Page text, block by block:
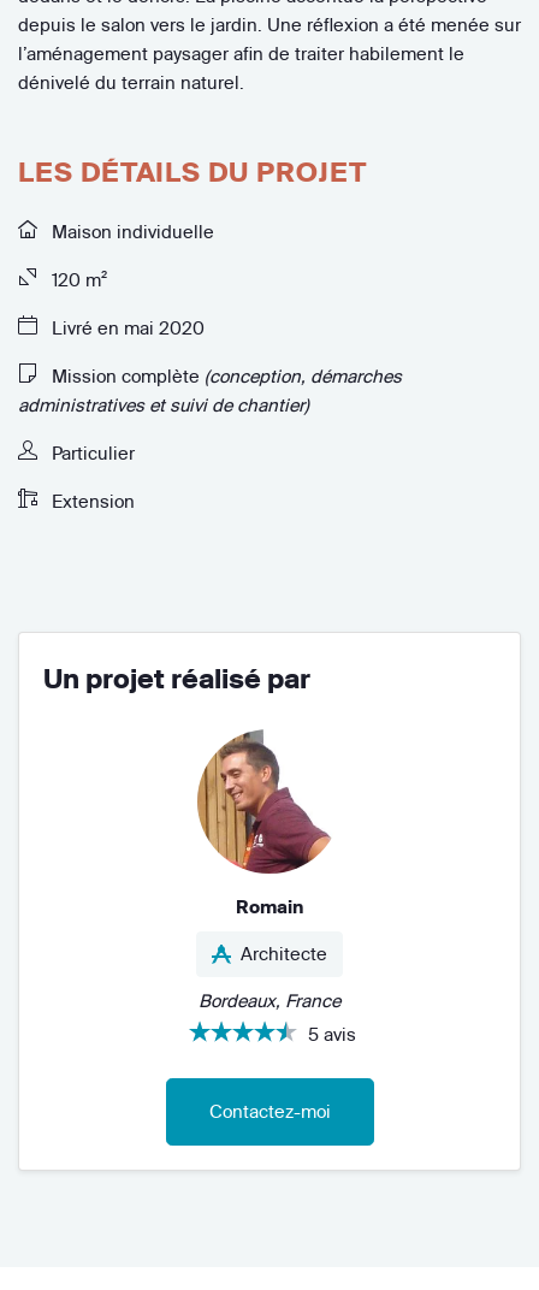
depuis le salon vers le jardin. Une réflexion a été menée sur
l’aménagement paysager afin de traiter habilement le
dénivelé du terrain naturel.
LES DÉTAILS DU PROJET
Maison individuelle
120 m²
Livré en mai 2020
Mission complète (conception, démarches
administratives et suivi de chantier)
Particulier
Extension
Un projet réalisé par
Romain
Architecte
Bordeaux, France
5 avis
Contactez-moi